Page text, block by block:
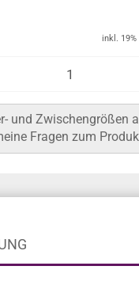
inkl. 19%
und Zwischengrößen
Fragen zum